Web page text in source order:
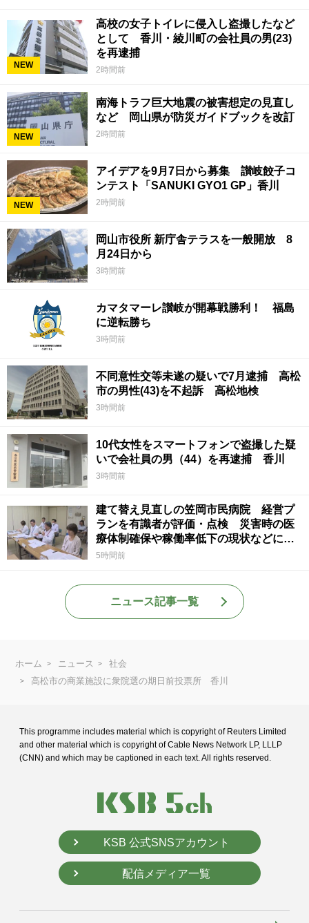
NEW
高校の女子トイレに侵入し盗撮したなど
として 香川・綾川町の会社員の男(23)
を再逮捕
2時間前
NEW
南海トラフ巨大地震の被害想定の見直し
など 岡山県が防災ガイドブックを改訂
2時間前
NEW
アイデアを9月7日から募集 讃岐餃子コ
ンテスト「SANUKI GYO1 GP」香川
2時間前
岡山市役所 新庁舎テラスを一般開放 8
月24日から
3時間前
カマタマーレ讃岐が開幕戦勝利！ 福島
に逆転勝ち
3時間前
不同意性交等未遂の疑いで7月逮捕 高松
市の男性(43)を不起訴 高松地検
3時間前
10代女性をスマートフォンで盗撮した疑
いで会社員の男（44）を再逮捕 香川
3時間前
建て替え見直しの笠岡市民病院 経営プ
ランを有識者が評価・点検 災害時の医
療体制確保や稼働率低下の現状などに意
見 岡山
5時間前
ニュース記事一覧
ホーム ニュース
社会
高松市の商業施設に衆院選の期日前投票所 香川
This programme includes material which is copyright of Reuters Limited
and other material which is copyright of Cable News Network LP, LLLP
(CNN) and which may be captioned in each text. All rights reserved.
KSB 公式SNSアカウント
配信メディア一覧